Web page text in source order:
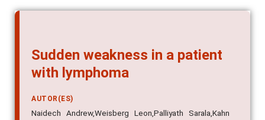
Sudden weakness in a patient
with lymphoma
AUTOR(ES)
Naidech Andrew,Weisberg Leon,Palliyath Sarala,Kahn